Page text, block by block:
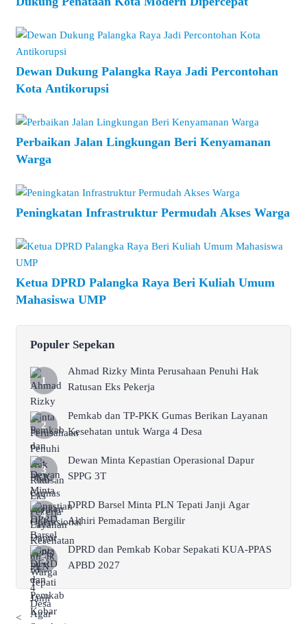
Dewan Dukung Palangka Raya Jadi Percontohan
Kota Antikorupsi
Perbaikan Jalan Lingkungan Beri Kenyamanan
Warga
Peningkatan Infrastruktur Permudah Akses Warga
Ketua DPRD Palangka Raya Beri Kuliah Umum
Mahasiswa UMP
Populer Sepekan
Ahmad Rizky Minta Perusahaan Penuhi Hak
Ratusan Eks Pekerja
Pemkab dan TP-PKK Gumas Berikan Layanan
Kesehatan untuk Warga 4 Desa
Dewan Minta Kepastian Operasional Dapur
SPPG 3T
DPRD Barsel Minta PLN Tepati Janji Agar
Akhiri Pemadaman Bergilir
DPRD dan Pemkab Kobar Sepakati KUA-PPAS
APBD 2027
<